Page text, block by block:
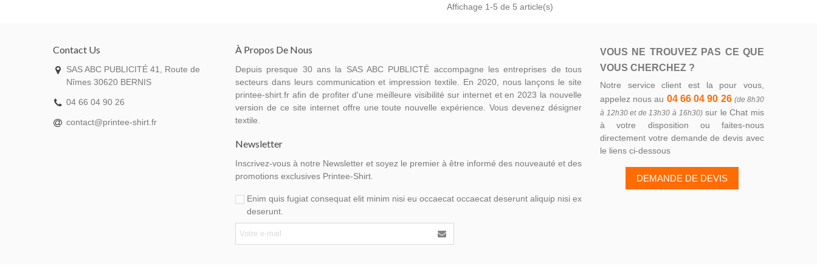
Affichage 1-5 de 5 article(s)
Contact Us
SAS ABC PUBLICITÉ 41, Route de
Nîmes 30620 BERNIS
04 66 04 90 26
contact@printee-shirt.fr
À Propos De Nous
Depuis presque 30 ans la SAS ABC PUBLICTÉ accompagne les entreprises de tous
secteurs dans leurs communication et impression textile. En 2020, nous lançons le site
printee-shirt.fr afin de profiter d'une meilleure visibilité sur internet et en 2023 la nouvelle
version de ce site internet offre une toute nouvelle expérience. Vous devenez désigner
textile.
Newsletter
Inscrivez-vous à notre Newsletter et soyez le premier à être informé des nouveauté et des
promotions exclusives Printee-Shirt.
Enim quis fugiat consequat elit minim nisi eu occaecat occaecat deserunt aliquip nisi ex
deserunt.
VOUS NE TROUVEZ PAS CE QUE
VOUS CHERCHEZ ?
Notre service client est la pour vous,
appelez nous au 04 66 04 90 26 (de 8h30
à 12h30 et de 13h30 à 16h30)sur le Chat mis
à votre disposition ou faites-nous
directement votre demande de devis avec
le liens ci-dessous
DEMANDE DE DEVIS